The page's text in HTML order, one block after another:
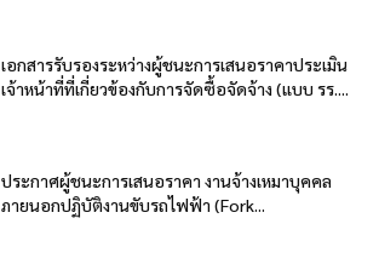
เอกสารรับรองระหว่างผู้ชนะการเสนอราคาประเมิน
เจ้าหน้าที่ที่เกี่ยวข้องกับการจัดซื้อจัดจ้าง (แบบ รร....
ประกาศผู้ชนะการเสนอราคา งานจ้างเหมาบุคคล
ภายนอกปฏิบัติงานขับรถไฟฟ้า (Fork...